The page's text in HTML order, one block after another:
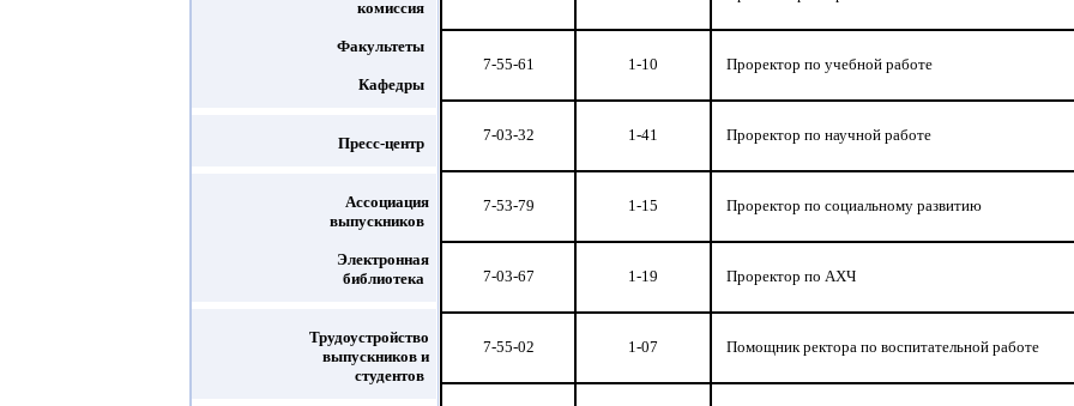
комиссия
Факультеты
Кафедры
Пресс-центр
Ассоциация
выпускников
Электронная
библиотека
Трудоустройство
выпускников и
студентов
7-55-61 1-10 Проректор по учебной работе
7-03-32 1-41 Проректор по научной работе
7-53-79 1-15 Проректор по социальному развитию
7-03-67 1-19 Проректор по АХЧ
7-55-02 1-07 Помощник ректора по воспитательной работе